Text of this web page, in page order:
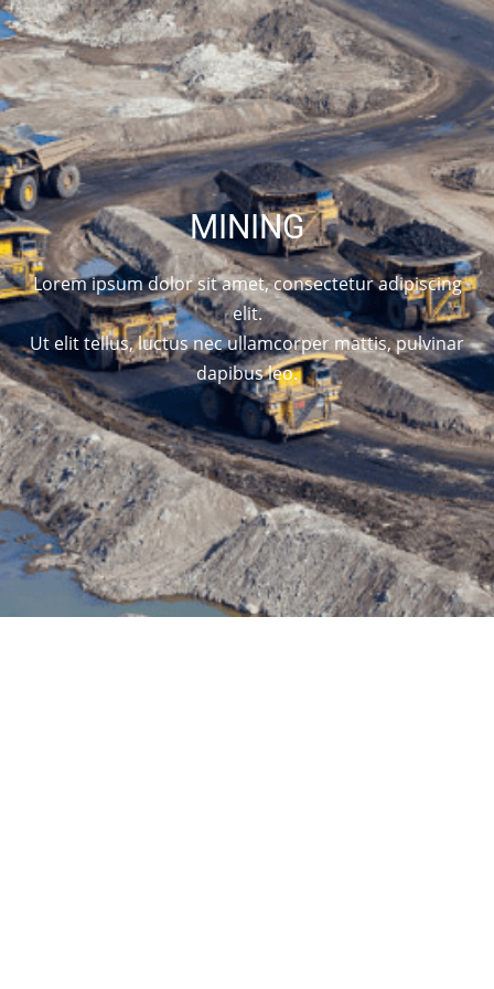
MINING
Lorem ipsum dolor sit amet, consectetur adipiscing
elit.
Ut elit tellus, luctus nec ullamcorper mattis, pulvinar
dapibus leo.